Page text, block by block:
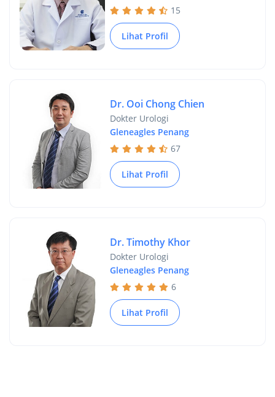
15
Lihat Profil
Dr. Ooi Chong Chien
Dokter Urologi
Gleneagles Penang
67
Lihat Profil
Dr. Timothy Khor
Dokter Urologi
Gleneagles Penang
6
Lihat Profil